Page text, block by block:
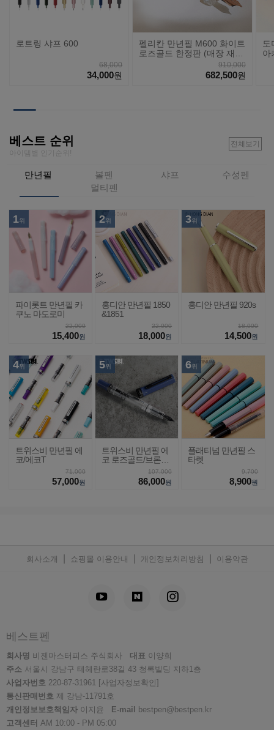
로트링 샤프 600
68,000
34,000원
펠리칸 만년필 M600 화이트
로즈골드 한정판 (매장 재
910,000
682,500원
도
아
베스트 순위
아이템별 인기순위!
전체보기
만년필
볼펜
멀티펜
샤프 수성펜
1위
파이롯트 만년필 카
쿠노 마도로미
22,000
15,400원
2위
홍디안 만년필 1850
&1851
22,000
18,000원
3위
홍디안 만년필 920s
18,000
14,500원
4위
트위스비 만년필 에
코/에코T
71,000
57,000원
5위
트위스비 만년필 에
코 로즈골드/브론즈/
107,000
86,000원
6위
플래티넘 만년필 스
타렛
9,700
8,900원
회사소개 쇼핑몰 이용안내 개인정보처리방침 이용약관
베스트펜
회사명 비젠마스터피스 주식회사 대표 이양희
주소 서울시 강남구 테헤란로38길 43 청록빌딩 지하1층
사업자번호 220-87-31961
[사업자정보확인]
통신판매번호 제 강남-11791호
개인정보보호책임자 이지윤 E-mail
bestpen@bestpen.kr
고객센터 AM 10:00 - PM 05:00